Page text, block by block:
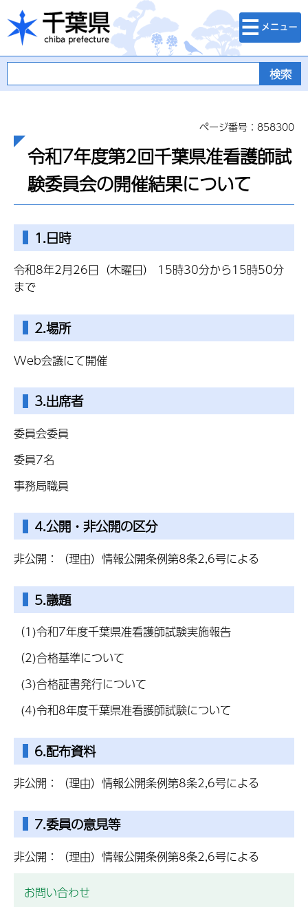
千葉県
検索・メニュ
ー
ページ番号：858300
令和7年度第2回千葉県准看護師試
験委員会の開催結果について
1.日時
令和8年2月26日（木曜日） 15時30分から15時50分
まで
2.場所
Web会議にて開催
3.出席者
委員会委員
委員7名
事務局職員
4.公開・非公開の区分
非公開：（理由）情報公開条例第8条2,6号による
5.議題
（1)令和7年度千葉県准看護師試験実施報告
（2)合格基準について
(3)合格証書発行について
(4)令和8年度千葉県准看護師試験について
6.配布資料
非公開：（理由）情報公開条例第8条2,6号による
7.委員の意見等
非公開：（理由）情報公開条例第8条2,6号による
お問い合わせ